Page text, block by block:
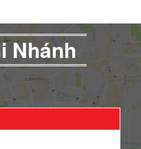
Nhánh